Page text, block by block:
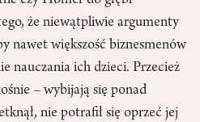
że niewątpliwie argumenty
nawet większość biznesmenów
nauczania ich dzieci. Przecież
– wybijają się ponad
nie potrafił się oprzeć jej